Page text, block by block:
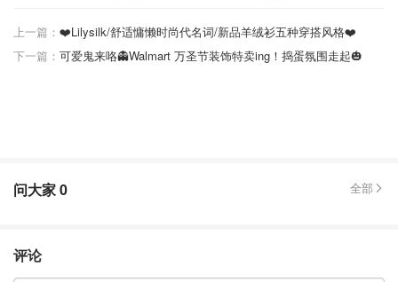
上一篇： ❤️Lilysilk/舒适慵懒时尚代名词/新品羊绒衫五种穿搭风格❤️
下一篇： 可爱鬼来咯👻Walmart 万圣节装饰特卖ing！捣蛋氛围走起🎃
问大家0 全部
评论